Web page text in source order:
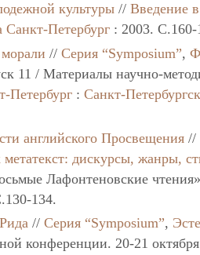
культуры //Введение
Санкт-Петербург : 2003. C.160-
//Серия “Symposium”,
11 / Материалы научно-
Петербург :Санкт-
английского Просвещения //
дискурсы, жанры,
Лафонтеновские
134.
//Серия “Symposium”,
конференции. 20-21 октября